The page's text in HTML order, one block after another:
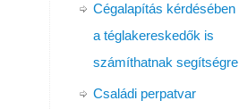
Cégalapítás kérdésében
a téglakereskedők is
számíthatnak segítségre
Családi perpatvar